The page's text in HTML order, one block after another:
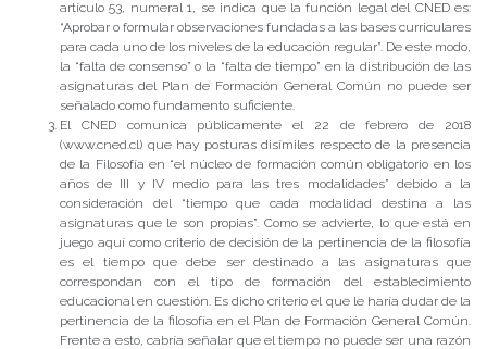
artículo 53, numeral 1, se indica que la función legal del CNED es:
“Aprobar o formular observaciones fundadas a las bases curriculares
para cada uno de los niveles de la educación regular”. De este modo,
la “falta de consenso” o la “falta de tiempo” en la distribución de las
asignaturas del Plan de Formación General Común no puede ser
señalado como fundamento suficiente.
El CNED comunica públicamente el 22 de febrero de 2018
(www.cned.cl) que hay posturas disímiles respecto de la presencia
de la Filosofía en “el núcleo de formación común obligatorio en los
años de III y IV medio para las tres modalidades” debido a la
consideración del “tiempo que cada modalidad destina a las
asignaturas que le son propias”. Como se advierte, lo que está en
juego aquí como criterio de decisión de la pertinencia de la filosofía
es el tiempo que debe ser destinado a las asignaturas que
correspondan con el tipo de formación del establecimiento
educacional en cuestión. Es dicho criterio el que le haría dudar de la
pertinencia de la filosofía en el Plan de Formación General Común.
Frente a esto, cabría señalar que el tiempo no puede ser una razón